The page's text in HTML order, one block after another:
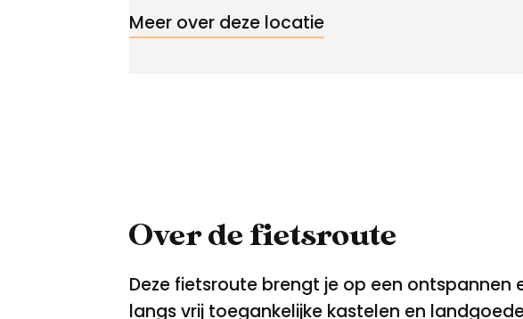
Meer over deze locatie
Over de fietsroute
Deze fietsroute brengt je op een ontspannen
langs vrij toegankelijke kastelen en